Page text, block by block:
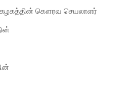
கழகத்தின் கௌரவ செயலாளர்